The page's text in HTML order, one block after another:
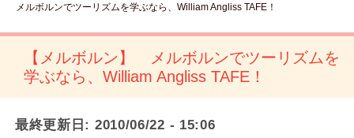
メルボルンでツーリズムを学ぶなら、William Angliss TAFE！
【メルボルン】 メルボルンでツーリズムを
学ぶなら、William Angliss TAFE！
最終更新日: 2010/06/22 - 15:06